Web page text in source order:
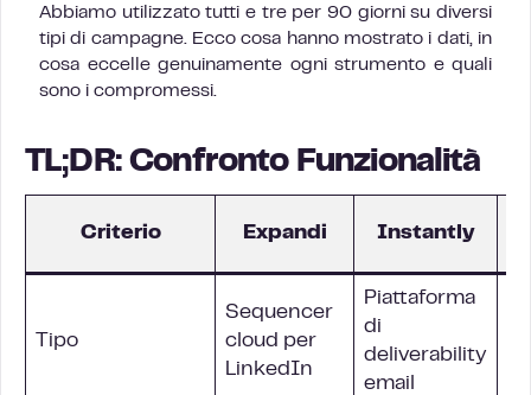
Abbiamo utilizzato tutti e tre per 90 giorni su diversi
tipi di campagne. Ecco cosa hanno mostrato i dati, in
cosa eccelle genuinamente ogni strumento e quali
sono i compromessi.
TL;DR: Confronto Funzionalità
Criterio Expandi Instantly
Tipo
Sequencer
cloud per
LinkedIn
Piattaforma
di
deliverability
email